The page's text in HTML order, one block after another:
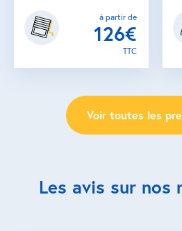
à partir de
126€
TTC
Voir toutes les
Les avis sur nos